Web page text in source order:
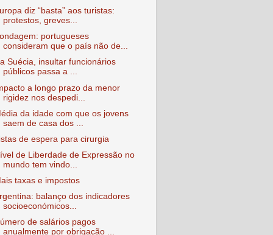
diz “basta” aos turistas:
protestos, greves...
portugueses
consideram que o país não de...
Suécia, insultar funcionários
públicos passa a ...
a longo prazo da menor
rigidez nos despedi...
da idade com que os jovens
saem de casa dos ...
de espera para cirurgia
de Liberdade de Expressão no
mundo tem vindo...
taxas e impostos
balanço dos indicadores
socioeconómicos...
de salários pagos
anualmente por obrigação ...